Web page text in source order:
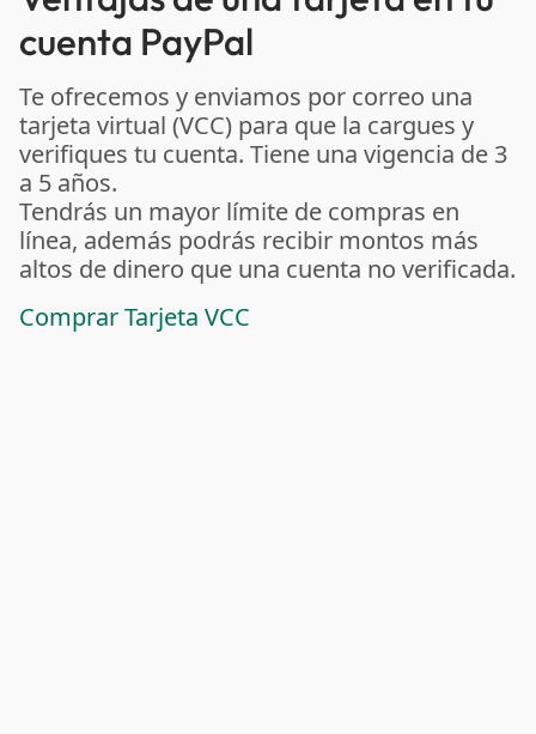
cuenta PayPal
Te ofrecemos y enviamos por correo una
tarjeta virtual (VCC) para que la cargues y
verifiques tu cuenta. Tiene una vigencia de 3
a 5 años.
Tendrás un mayor límite de compras en
línea, además podrás recibir montos más
altos de dinero que una cuenta no verificada.
Comprar Tarjeta VCC